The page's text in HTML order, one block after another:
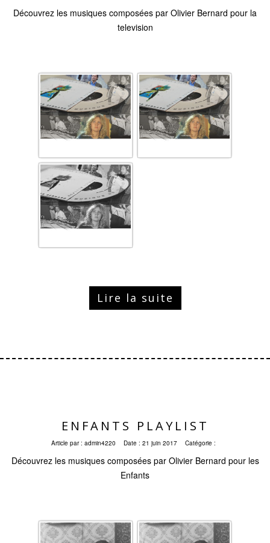
Découvrez les musiques composées par Olivier Bernard pour la
television
Lire la suite
ENFANTS PLAYLIST
Article par : admin4220 Date : 21 juin 2017 Catégorie :
Découvrez les musiques composées par Olivier Bernard pour les
Enfants